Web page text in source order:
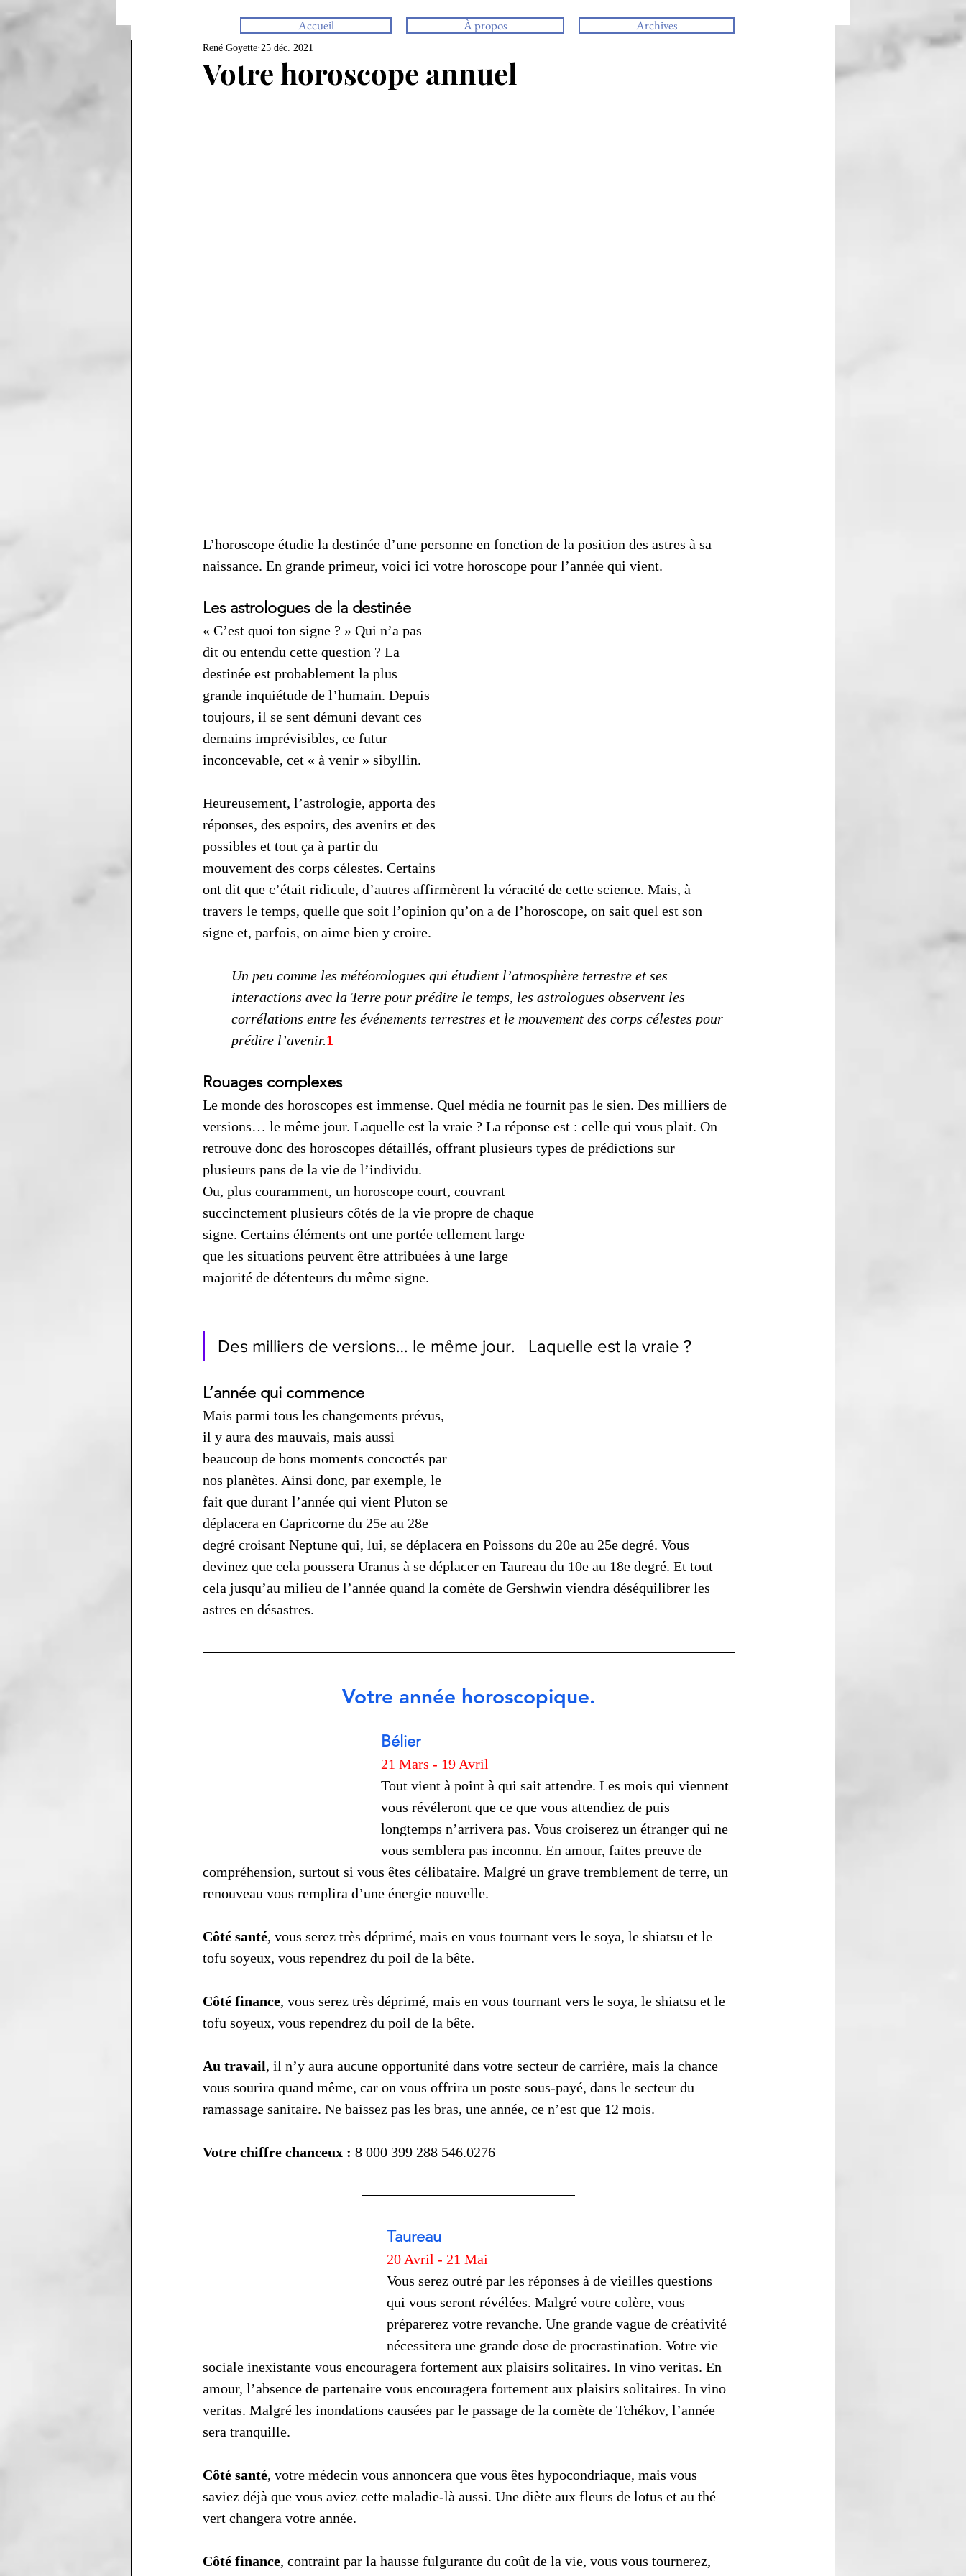
Votre horoscope annuel
René Goyette 25 déc. 2021
L’horoscope étudie la destinée d’une personne en fonction de la position des astres à sa
naissance. En grande primeur, voici ici votre horoscope pour l’année qui vient.
Les astrologues de la destinée
« C’est quoi ton signe ? » Qui n’a pas
dit ou entendu cette question ? La
destinée est probablement la plus
grande inquiétude de l’humain. Depuis
toujours, il se sent démuni devant ces
demains imprévisibles, ce futur
inconcevable, cet « à venir » sibyllin.
Heureusement, l’astrologie, apporta des
réponses, des espoirs, des avenirs et des
possibles et tout ça à partir du
mouvement des corps célestes. Certains
ont dit que c’était ridicule, d’autres affirmèrent la véracité de cette science. Mais, à
travers le temps, quelle que soit l’opinion qu’on a de l’horoscope, on sait quel est son
signe et, parfois, on aime bien y croire.
Un peu comme les météorologues qui étudient l’atmosphère terrestre et ses
interactions avec la Terre pour prédire le temps, les astrologues observent les
corrélations entre les événements terrestres et le mouvement des corps célestes pour
prédire l’avenir.1
Rouages complexes
Le monde des horoscopes est immense. Quel média ne fournit pas le sien. Des milliers de
versions… le même jour. Laquelle est la vraie ? La réponse est : celle qui vous plait. On
retrouve donc des horoscopes détaillés, offrant plusieurs types de prédictions sur
plusieurs pans de la vie de l’individu.
Ou, plus couramment, un horoscope court, couvrant
succinctement plusieurs côtés de la vie propre de chaque
signe. Certains éléments ont une portée tellement large
que les situations peuvent être attribuées à une large
majorité de détenteurs du même signe.
Des milliers de versions… le même jour.   Laquelle est la vraie ?
L’année qui commence
Mais parmi tous les changements prévus,
il y aura des mauvais, mais aussi
beaucoup de bons moments concoctés par
nos planètes. Ainsi donc, par exemple, le
fait que durant l’année qui vient Pluton se
déplacera en Capricorne du 25e au 28e
degré croisant Neptune qui, lui, se déplacera en Poissons du 20e au 25e degré. Vous
devinez que cela poussera Uranus à se déplacer en Taureau du 10e au 18e degré. Et tout
cela jusqu’au milieu de l’année quand la comète de Gershwin viendra déséquilibrer les
astres en désastres.
Votre année horoscopique.
Bélier
21 Mars - 19 Avril
Tout vient à point à qui sait attendre. Les mois qui viennent
vous révéleront que ce que vous attendiez de puis
longtemps n’arrivera pas. Vous croiserez un étranger qui ne
vous semblera pas inconnu. En amour, faites preuve de
compréhension, surtout si vous êtes célibataire. Malgré un grave tremblement de terre, un
renouveau vous remplira d’une énergie nouvelle.
Côté santé, vous serez très déprimé, mais en vous tournant vers le soya, le shiatsu et le
tofu soyeux, vous rependrez du poil de la bête.
Côté finance, vous serez très déprimé, mais en vous tournant vers le soya, le shiatsu et le
tofu soyeux, vous rependrez du poil de la bête.
Au travail, il n’y aura aucune opportunité dans votre secteur de carrière, mais la chance
vous sourira quand même, car on vous offrira un poste sous-payé, dans le secteur du
ramassage sanitaire. Ne baissez pas les bras, une année, ce n’est que 12 mois.
Votre chiffre chanceux : 8 000 399 288 546.0276
Taureau
20 Avril - 21 Mai
Vous serez outré par les réponses à de vieilles questions
qui vous seront révélées. Malgré votre colère, vous
préparerez votre revanche. Une grande vague de créativité
nécessitera une grande dose de procrastination. Votre vie
sociale inexistante vous encouragera fortement aux plaisirs solitaires. In vino veritas. En
amour, l’absence de partenaire vous encouragera fortement aux plaisirs solitaires. In vino
veritas. Malgré les inondations causées par le passage de la comète de Tchékov, l’année
sera tranquille.
Côté santé, votre médecin vous annoncera que vous êtes hypocondriaque, mais vous
saviez déjà que vous aviez cette maladie-là aussi. Une diète aux fleurs de lotus et au thé
vert changera votre année.
Côté finance, contraint par la hausse fulgurante du coût de la vie, vous vous tournerez,
Accueil À propos Archives